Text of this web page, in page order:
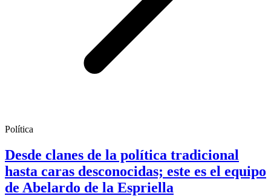
Política
Desde clanes de la política tradicional
hasta caras desconocidas; este es el equipo
de Abelardo de la Espriella